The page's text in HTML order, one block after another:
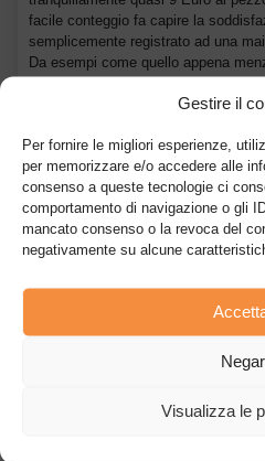
Gestire il
Per fornire le migliori esperienze,
per memorizzare e/o accedere alle
consenso a queste tecnologie ci
comportamento di navigazione o gli
mancato consenso o la revoca del
negativamente su alcune
Visualizza le
facile conteggio fa capire la
semplicemente registrato ad una
Da esempi come quello appena
abbia serie potenzialità, non dovete
“holdare” che rischio c’è? Il
Ti piacerebbe partecipare ad un
Telegramhttps://t.me/
novità..